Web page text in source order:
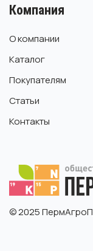
Компания
О компании
Каталог
Покупателям
Статьи
Контакты
© 2025